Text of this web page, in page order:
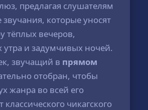
предлагая слушателям
которые уносят
тёплых вечеров,
и задумчивых ночей.
звучащий в прямом
отобран, чтобы
жанра во всей его
классического чикагского